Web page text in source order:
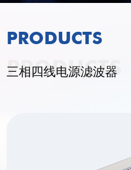
PRODUCTS
三相四线电源滤波器
PRODUCTS